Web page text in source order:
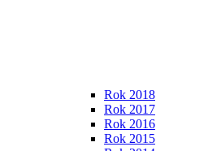
Rok 2018
Rok 2017
Rok 2016
Rok 2015